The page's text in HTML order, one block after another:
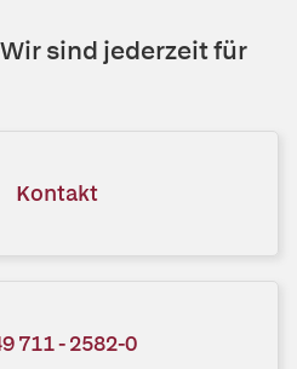
sind jederzeit für
Kontakt
711 - 2582-0